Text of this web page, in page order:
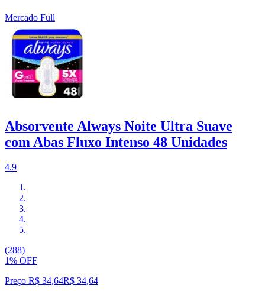
Mercado Full
Absorvente Always Noite Ultra Suave
com Abas Fluxo Intenso 48 Unidades
4.9
(288)
1% OFF
Preço R$ 34,64R$ 34,64